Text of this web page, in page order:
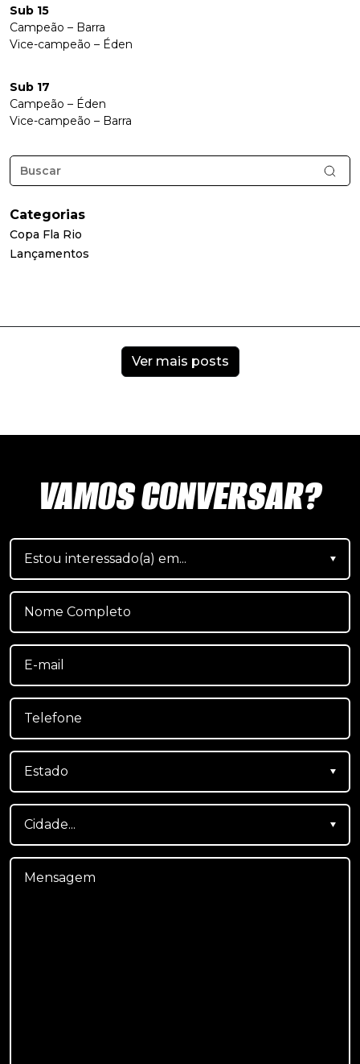
Sub 15
Campeão – Barra
Vice-campeão – Éden
Sub 17
Campeão – Éden
Vice-campeão – Barra
Categorias
Copa Fla Rio
Lançamentos
Ver mais posts
VAMOS CONVERSAR?